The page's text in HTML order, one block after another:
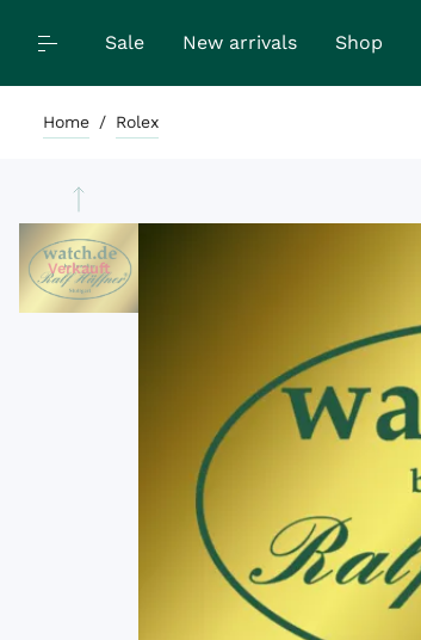
Sale New arrivals Shop
Home / Rolex
Verkauft